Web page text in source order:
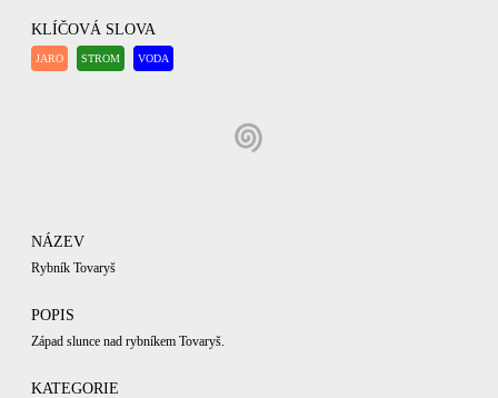
KLÍČOVÁ SLOVA
JARO STROM VODA
NÁZEV
Rybník Tovaryš
POPIS
Západ slunce nad rybníkem Tovaryš.
KATEGORIE